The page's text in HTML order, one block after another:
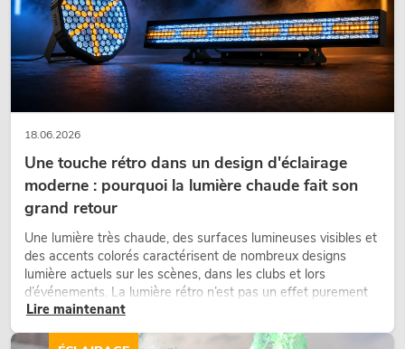
PSSO PA Set PRO S MK2
18.06.2026
Une touche rétro dans un design d'éclairage
moderne : pourquoi la lumière chaude fait son
grand retour
Une lumière très chaude, des surfaces lumineuses visibles et
des accents colorés caractérisent de nombreux designs
lumière actuels sur les scènes, dans les clubs et lors
d’événements. La lumière rétro n’est pas un effet purement
nostalgique, mais un outil de conception utilisé de manière
Lire maintenant